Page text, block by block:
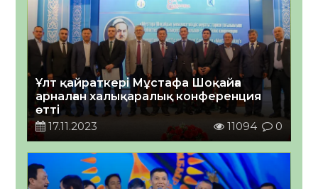
Ұлт қайраткері Мұстафа Шоқайға
арналған халықаралық конференция
өтті
17.11.2023
11094 0